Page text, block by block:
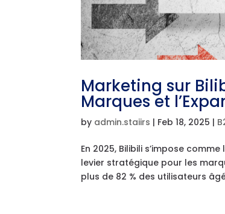
Marketing sur
Marques et
by admin.staiirs | Feb 18, 2025 |
En 2025, Bilibili s’impose
levier stratégique pour les
plus de 82 % des utilisateurs